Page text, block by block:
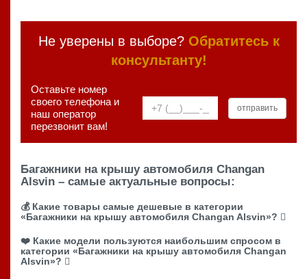
Не уверены в выборе? Обратитесь к
консультанту!
Оставьте номер
своего телефона и
наш оператор
перезвонит вам!
Багажники на крышу автомобиля Changan
Alsvin – самые актуальные вопросы:
💰 Какие товары самые дешевые в категории
«Багажники на крышу автомобиля Changan Alsvin»?
❤️ Какие модели пользуются наибольшим спросом в
категории «Багажники на крышу автомобиля Changan
Alsvin»?